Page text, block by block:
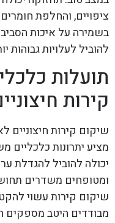
ציפויים, והחלפת
בשמירה על איכות
להוביל לעלויות גבוהות
תועלות
קירות
שיקום קירות חיצוניים
מציע יתרונות כלכליים
יכולה להוביל להגדלת
ומטופחים משדרים
שיקום קירות עשוי
מבודדים היטב מספקים